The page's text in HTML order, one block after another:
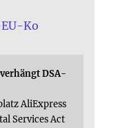
Ko
DSA-
AliExpress
Services Act